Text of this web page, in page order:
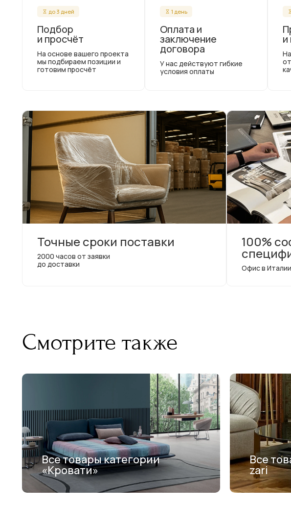
до 3 дней
Подбор
и просчёт
На основе вашего проекта
мы подбираем позиции и
готовим просчёт
1 день
Оплата и
заключение
договора
У нас действуют гибкие
условия оплаты
и
Точные сроки поставки
2000 часов от заявки
до доставки
100%
Офис в
Смотрите также
Все товары категории
«Кровати»
Все
zari